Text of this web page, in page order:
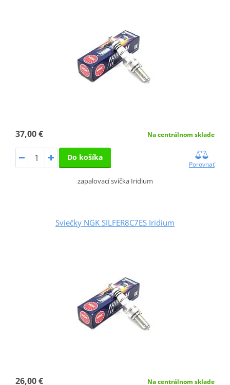
37,00 € Na centrálnom sklade
Do košíka
Porovnať
zapalovací svíčka Iridium
Sviečky NGK SILFER8C7ES Iridium
26,00 € Na centrálnom sklade